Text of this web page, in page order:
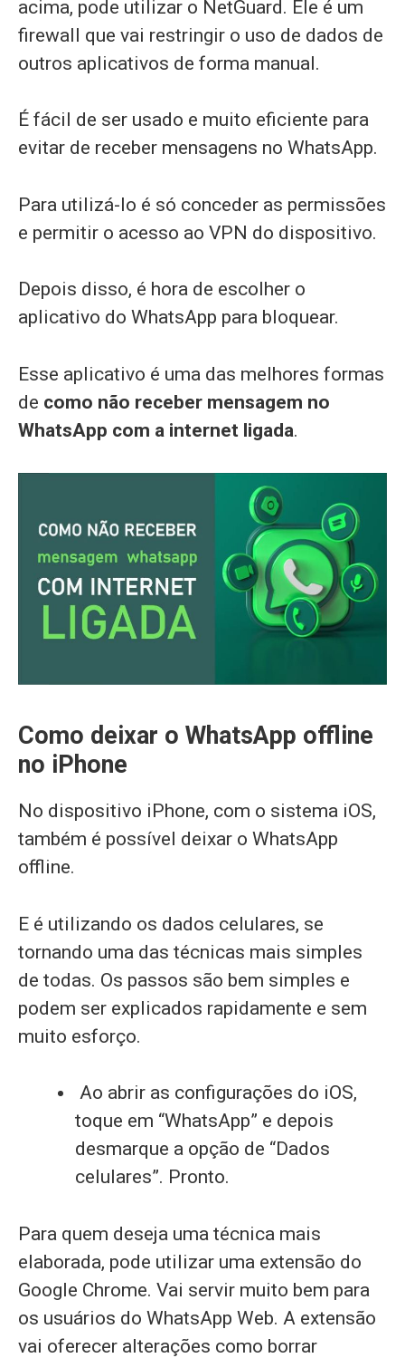
acima, pode utilizar o NetGuard. Ele é um
firewall que vai restringir o uso de dados de
outros aplicativos de forma manual.
É fácil de ser usado e muito eficiente para
evitar de receber mensagens no WhatsApp.
Para utilizá-lo é só conceder as permissões
e permitir o acesso ao VPN do dispositivo.
Depois disso, é hora de escolher o
aplicativo do WhatsApp para bloquear.
Esse aplicativo é uma das melhores formas
de como não receber mensagem no
WhatsApp com a internet ligada.
Como deixar o WhatsApp offline
no iPhone
No dispositivo iPhone, com o sistema iOS,
também é possível deixar o WhatsApp
offline.
E é utilizando os dados celulares, se
tornando uma das técnicas mais simples
de todas. Os passos são bem simples e
podem ser explicados rapidamente e sem
muito esforço.
Ao abrir as configurações do iOS,
toque em “WhatsApp” e depois
desmarque a opção de “Dados
celulares”. Pronto.
Para quem deseja uma técnica mais
elaborada, pode utilizar uma extensão do
Google Chrome. Vai servir muito bem para
os usuários do WhatsApp Web. A extensão
vai oferecer alterações como borrar